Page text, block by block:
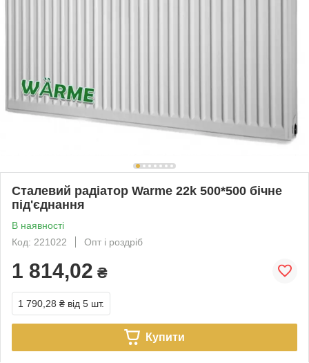
Сталевий радіатор Warme 22k 500*500 бічне
під'єднання
В наявності
Код: 221022
Опт і роздріб
1 814,02 ₴
1 790,28 ₴ від 5 шт.
Купити